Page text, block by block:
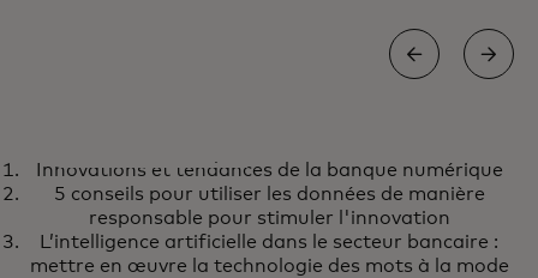
Innovations et tendances de la
banque numérique
En savoir plus s’ouvre dans un nouvel onglet
Innovations et tendances de la banque numérique
5 conseils pour utiliser les données de manière
responsable pour stimuler l'innovation
L’intelligence artificielle dans le secteur bancaire :
mettre en œuvre la technologie des mots à la mode